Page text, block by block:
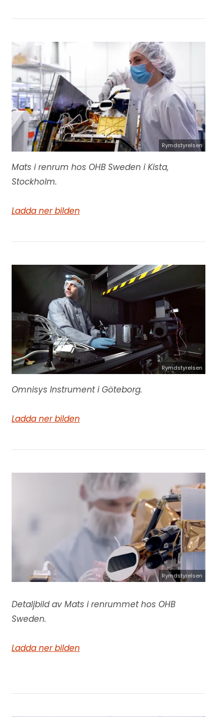
Rymdstyrelsen
Mats i renrum hos OHB Sweden i Kista,
Stockholm.
Ladda ner bilden
Rymdstyrelsen
Omnisys Instrument i Göteborg.
Ladda ner bilden
Rymdstyrelsen
Detaljbild av Mats i renrummet hos OHB
Sweden.
Ladda ner bilden